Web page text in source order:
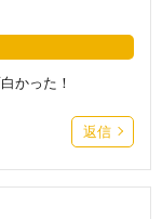
かった！
返信